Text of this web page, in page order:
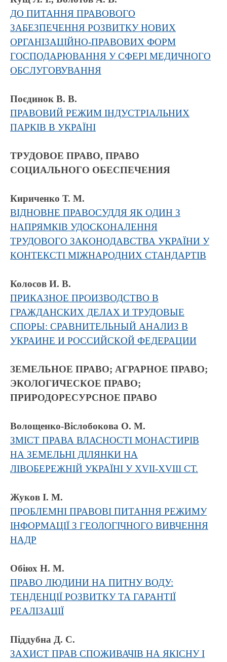
ДО ПИТАННЯ ПРАВОВОГО
ЗАБЕЗПЕЧЕННЯ РОЗВИТКУ НОВИХ
ОРГАНІЗАЦІЙНО-ПРАВОВИХ ФОРМ
ГОСПОДАРЮВАННЯ У СФЕРІ МЕДИЧНОГО
ОБСЛУГОВУВАННЯ
Поєдинок В. В.
ПРАВОВИЙ РЕЖИМ ІНДУСТРІАЛЬНИХ
ПАРКІВ В УКРАЇНІ
ТРУДОВОЕ ПРАВО, ПРАВО
СОЦИАЛЬНОГО ОБЕСПЕЧЕНИЯ
Кириченко Т. М.
ВІДНОВНЕ ПРАВОСУДДЯ ЯК ОДИН З
НАПРЯМКІВ УДОСКОНАЛЕННЯ
ТРУДОВОГО ЗАКОНОДАВСТВА УКРАЇНИ У
КОНТЕКСТІ МІЖНАРОДНИХ СТАНДАРТІВ
Колосов И. В.
ПРИКАЗНОЕ ПРОИЗВОДСТВО В
ГРАЖДАНСКИХ ДЕЛАХ И ТРУДОВЫЕ
СПОРЫ: СРАВНИТЕЛЬНЫЙ АНАЛИЗ В
УКРАИНЕ И РОССИЙСКОЙ ФЕДЕРАЦИИ
ЗЕМЕЛЬНОЕ ПРАВО; АГРАРНОЕ ПРАВО;
ЭКОЛОГИЧЕСКОЕ ПРАВО;
ПРИРОДОРЕСУРСНОЕ ПРАВО
Волощенко-Віслобокова О. М.
ЗМІСТ ПРАВА ВЛАСНОСТІ МОНАСТИРІВ
НА ЗЕМЕЛЬНІ ДІЛЯНКИ НА
ЛІВОБЕРЕЖНІЙ УКРАЇНІ У XVII-XVIII СТ.
Жуков І. М.
ПРОБЛЕМНІ ПРАВОВІ ПИТАННЯ РЕЖИМУ
ІНФОРМАЦІЇ З ГЕОЛОГІЧНОГО ВИВЧЕННЯ
НАДР
Обіюх Н. М.
ПРАВО ЛЮДИНИ НА ПИТНУ ВОДУ:
ТЕНДЕНЦІЇ РОЗВИТКУ ТА ГАРАНТІЇ
РЕАЛІЗАЦІЇ
Піддубна Д. С.
ЗАХИСТ ПРАВ СПОЖИВАЧІВ НА ЯКІСНУ І